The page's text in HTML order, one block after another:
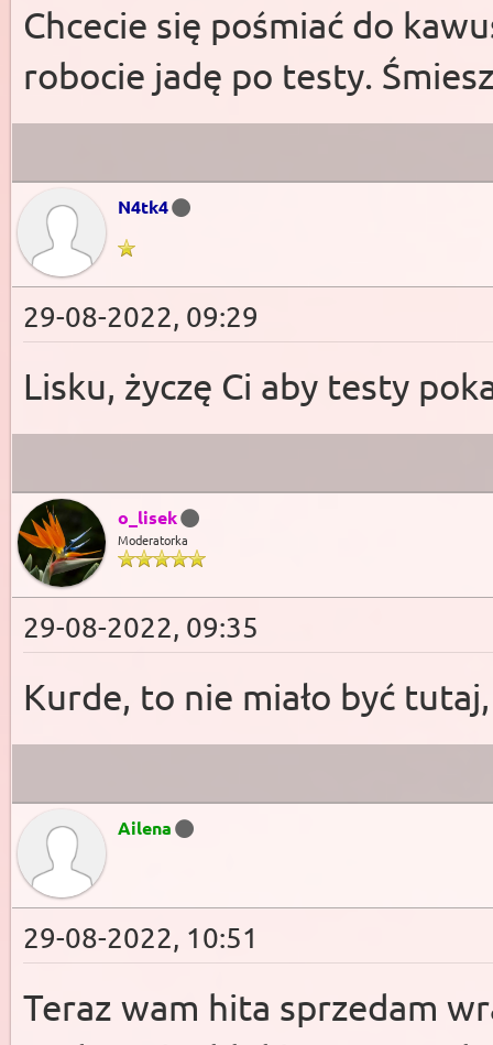
Chcecie się pośmiać do
robocie jadę po testy.
N4tk4
29-08-2022, 09:29
Lisku, życzę Ci aby testy
o_lisek
Moderatorka
29-08-2022, 09:35
Kurde, to nie miało być
Ailena
29-08-2022, 10:51
Teraz wam hita sprzedam